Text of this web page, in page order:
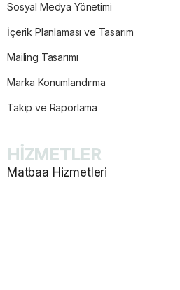
Sosyal Medya Yönetimi
İçerik Planlaması ve Tasarım
Mailing Tasarımı
Marka Konumlandırma
Takip ve Raporlama
HİZMETLER
Matbaa Hizmetleri